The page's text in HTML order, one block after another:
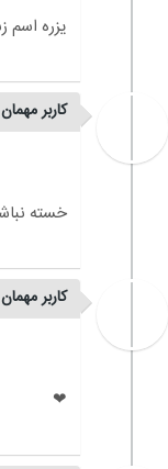
کاربر مهمان
کاربر مهمان